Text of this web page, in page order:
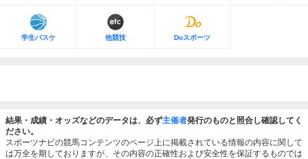
学生バスケ 他競技 Doスポーツ
結果・成績・オッズなどのデータは、必ず主催者発行のものと照合し確認してく
ださい。
スポーツナビの競馬コンテンツのページ上に掲載されている情報の内容に関して
は万全を期しておりますが、その内容の正確性および安全性を保証するものでは